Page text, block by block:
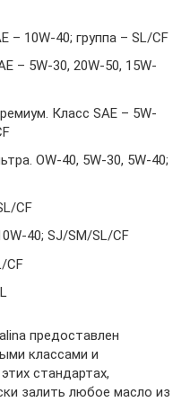
– 10W-40; группа – SL/CF
– 5W-30, 20W-50, 15W-
Класс SAE – 5W-
OW-40, 5W-30, 5W-40;
CF
40; SJ/SM/SL/CF
CF
предоставлен
классами и
стандартах,
залить любое масло из